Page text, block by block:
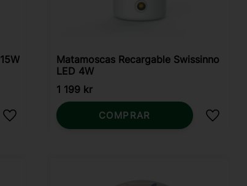
Añadir a favoritos
Matamoscas Recargable Swissinno
LED 4W
1 199 kr
Añadir
COMPRAR